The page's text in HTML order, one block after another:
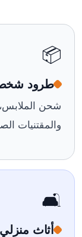
📦
طرود
شحن الملابس،
والمقتنيات
🛋️
أثاث منزلي